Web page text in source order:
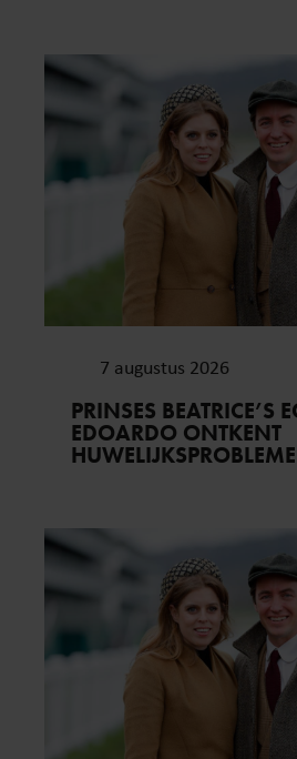
7 augustus 2026
PRINSES BEATRICE’S
EDOARDO ONTKENT